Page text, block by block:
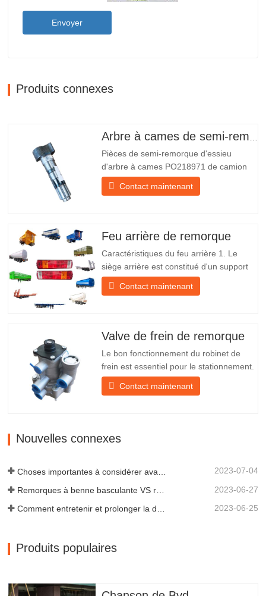
Envoyer
Produits connexes
Arbre à cames de semi-remorque
Pièces de semi-remorque d'essieu
d'arbre à cames PO218971 de camion
chinois à vendre Caractéristiques Produit
Pièces de rechange pour remorque
expédition À propos de nous Chengda
Group est un fabricant chinois de…
Contact maintenant
Feu arrière de remorque
Caractéristiques du feu arrière 1. Le
siège arrière est constitué d'un support
en fer, beaucoup plus résistant que
d'autres matériaux. Des vis et des écrous
l'abat-jour pour mieux protéger l'abat-jour
Contact maintenant
Valve de frein de remorque
Le bon fonctionnement du robinet de
frein est essentiel pour le stationnement.
Il assure un freinage en douceur de la
remorque. Fondée en 2005, Chengda
scientifiques et une équipe…
Contact maintenant
Nouvelles connexes
2023-07-04
2023-06-27
Comment entretenir et prolonger la durée de vie des remorques à benne basculante ? 2023-06-25
Produits populaires